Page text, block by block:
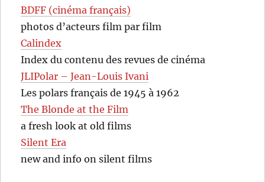
BDFF (cinéma français)
photos d’acteurs film par film
Calindex
Index du contenu des revues de cinéma
JLIPolar – Jean-Louis Ivani
Les polars français de 1945 à 1962
The Blonde at the Film
a fresh look at old films
Silent Era
new and info on silent films